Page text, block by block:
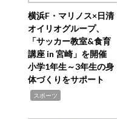
横浜F・マリノス×日清
オイリオグループ、
「サッカー教室&食育
講座 in 宮崎」を開催
小学1年生～3年生の身
体づくりをサポート
スポーツ